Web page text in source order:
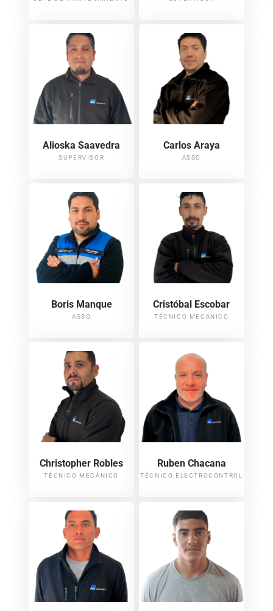
Alioska Saavedra
SUPERVISOR
Carlos Araya
ASSO
Boris Manque
ASSO
Cristóbal Escobar
TÉCNICO MECÁNICO
Christopher Robles
TÉCNICO MECÁNICO
Ruben Chacana
TÉCNICO ELECTROCONTROL